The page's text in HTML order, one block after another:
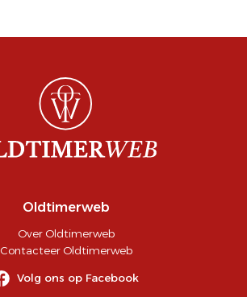
Oldtimerweb
Over Oldtimerweb
Contacteer Oldtimerweb
Volg ons op Facebook